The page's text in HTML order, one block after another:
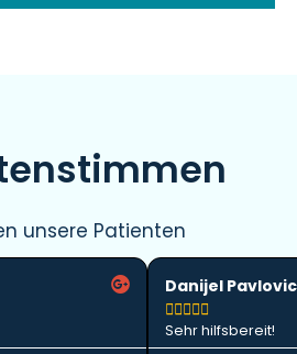
unsere Patienten
Danijel Pavlovic

Sehr hilfsbereit!